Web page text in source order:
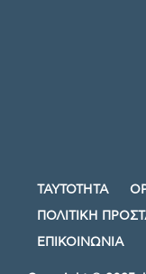
ΤΑΥΤΟΤΗΤΑ
ΠΟΛΙΤΙΚΗ
ΕΠΙΚΟΙΝΩΝΙΑ